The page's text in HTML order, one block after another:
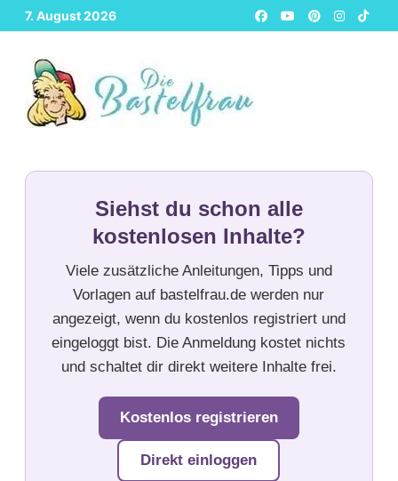
Zurück
zum
Inhalt
7. August 2026
Siehst du schon alle
kostenlosen Inhalte?
Viele zusätzliche Anleitungen, Tipps und
Vorlagen auf bastelfrau.de werden nur
angezeigt, wenn du kostenlos registriert und
eingeloggt bist. Die Anmeldung kostet nichts
und schaltet dir direkt weitere Inhalte frei.
Kostenlos registrieren
Direkt einloggen